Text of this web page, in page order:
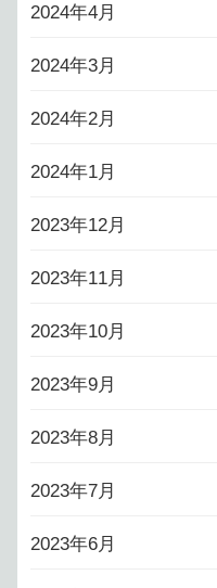
2024年4月
2024年3月
2024年2月
2024年1月
2023年12月
2023年11月
2023年10月
2023年9月
2023年8月
2023年7月
2023年6月